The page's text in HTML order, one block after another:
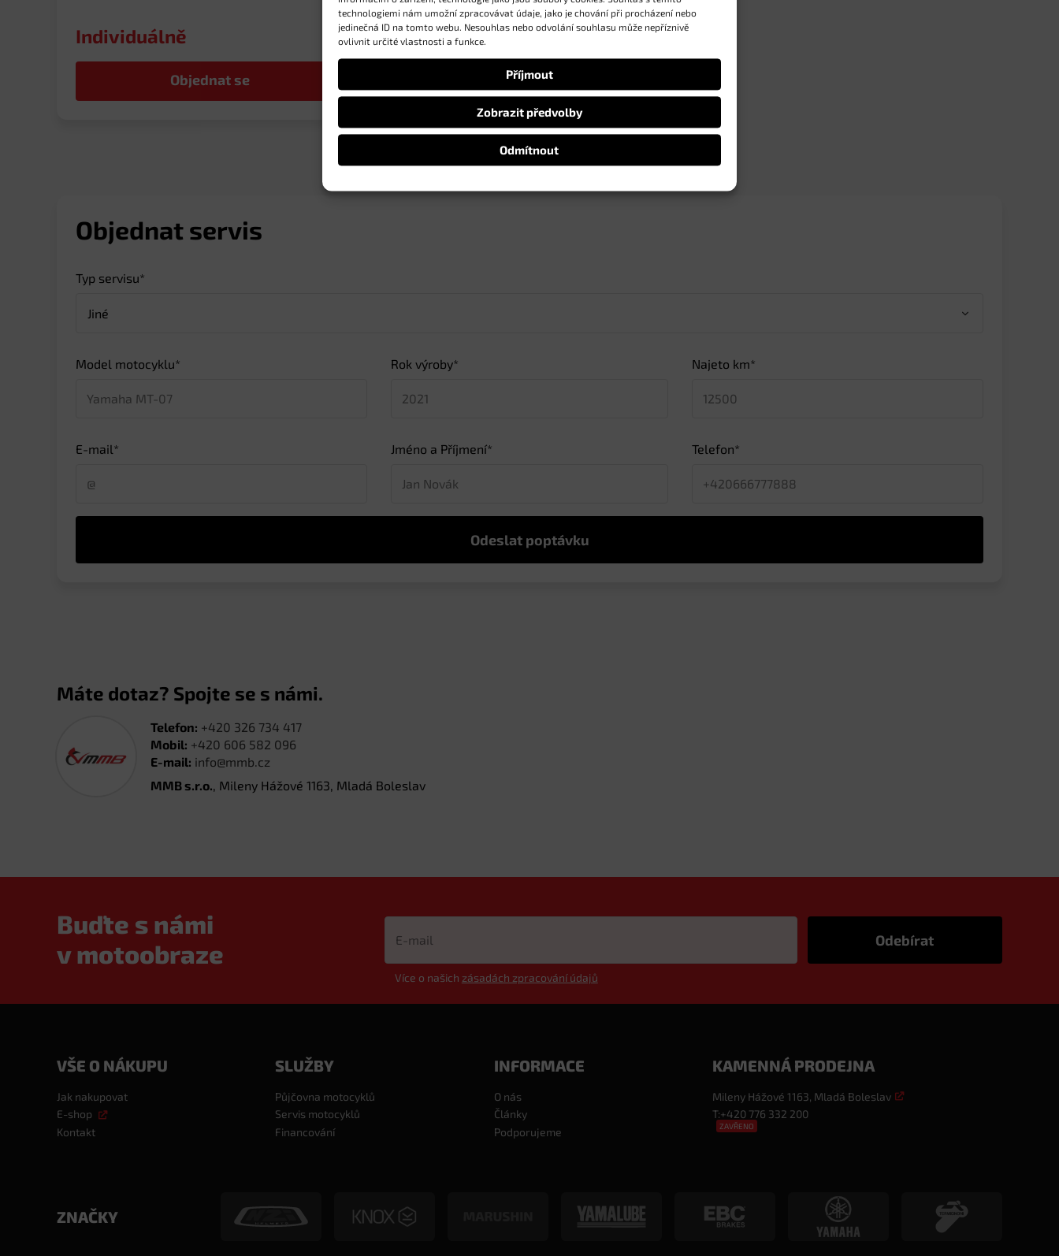
technologiemi nám umožní zpracovávat údaje, jako je chování při procházení nebo
jedinečná ID na tomto webu. Nesouhlas nebo odvolání souhlasu může nepříznivě
ovlivnit určité vlastnosti a funkce.
Příjmout
Odmítnout
Zobrazit předvolby
Individuálně
Objednat se
Objednat servis
Typ servisu*
Model motocyklu* Rok výroby* Najeto km*
E-mail* Jméno a Příjmení* Telefon*
Máte dotaz? Spojte se s námi.
Telefon: +420 326 734 417
Mobil: +420 606 582 096
E-mail: info@mmb.cz
MMB s.r.o., Mileny Hážové 1163, Mladá Boleslav
Buďte s námi
v motoobraze
Více o našich zásadách zpracování údajů
VŠE O NÁKUPU
Jak nakupovat
E-shop
Kontakt
SLUŽBY
Půjčovna motocyklů
Servis motocyklů
Financování
INFORMACE
O nás
Články
Podporujeme
KAMENNÁ PRODEJNA
Mileny Hážové 1163, Mladá Boleslav
T:+420 776 332 200
ZAVŘENO
ZNAČKY